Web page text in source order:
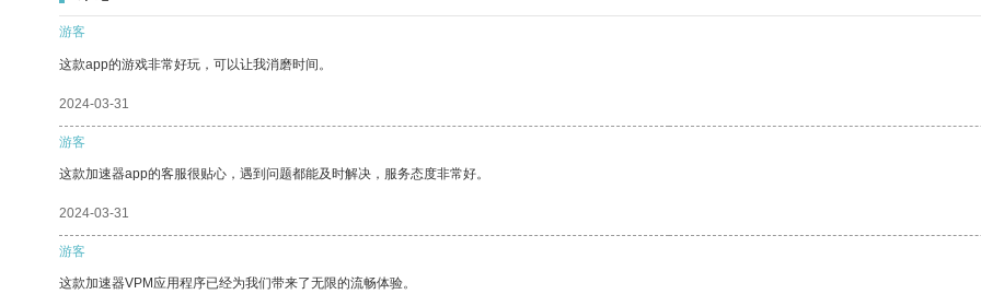
游客
这款app的游戏非常好玩，可以让我消磨时间。
2024-03-31
游客
这款加速器app的客服很贴心，遇到问题都能及时解决，服务态度非常好。
2024-03-31
游客
这款加速器VPM应用程序已经为我们带来了无限的流畅体验。